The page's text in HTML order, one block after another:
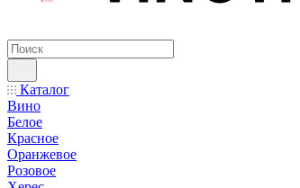
Каталог
Вино
Белое
Красное
Оранжевое
Розовое